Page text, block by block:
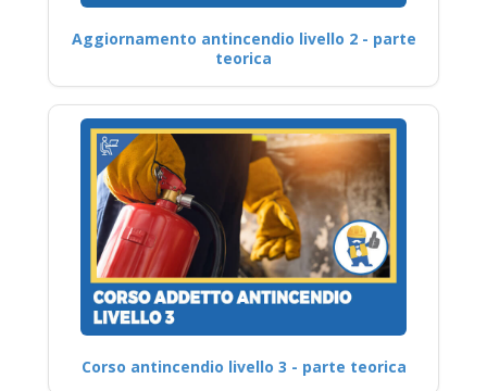
Aggiornamento antincendio livello 2 - parte
teorica
Corso antincendio livello 3 - parte teorica